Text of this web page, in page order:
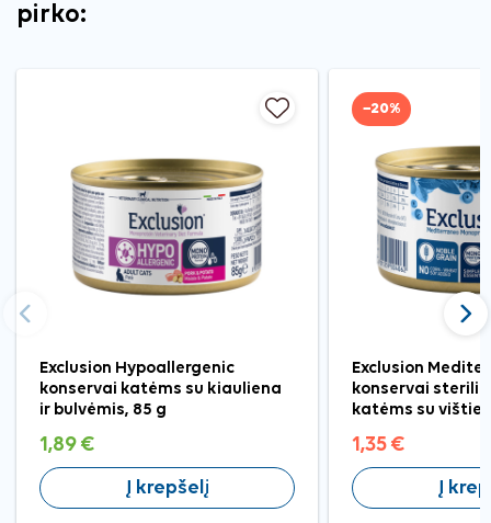
pirko:
Exclusion Hypoallergenic
konservai katėms su kiauliena
ir bulvėmis, 85 g
1,89 €
Į krepšelį
−20%
Exclusion
konservai
katėms su
1,35 €
Į
Ankstesnis